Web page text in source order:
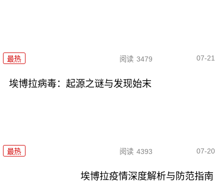
最热 阅读 3479 07-21
埃博拉病毒：起源之谜与发现始末
最热 阅读 4393 07-20
埃博拉疫情深度解析与防范指南